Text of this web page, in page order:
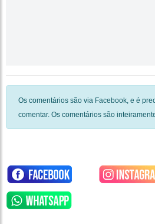
Os comentários são via Facebook, e é
comentar. Os comentários são